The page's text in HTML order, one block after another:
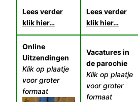
Lees verder
klik hier…
Lees verder
klik hier…
Online
Uitzendingen
Klik op plaatje
voor groter
formaat
Vacatures in
de parochie
Klik op plaatje
voor groter
formaat